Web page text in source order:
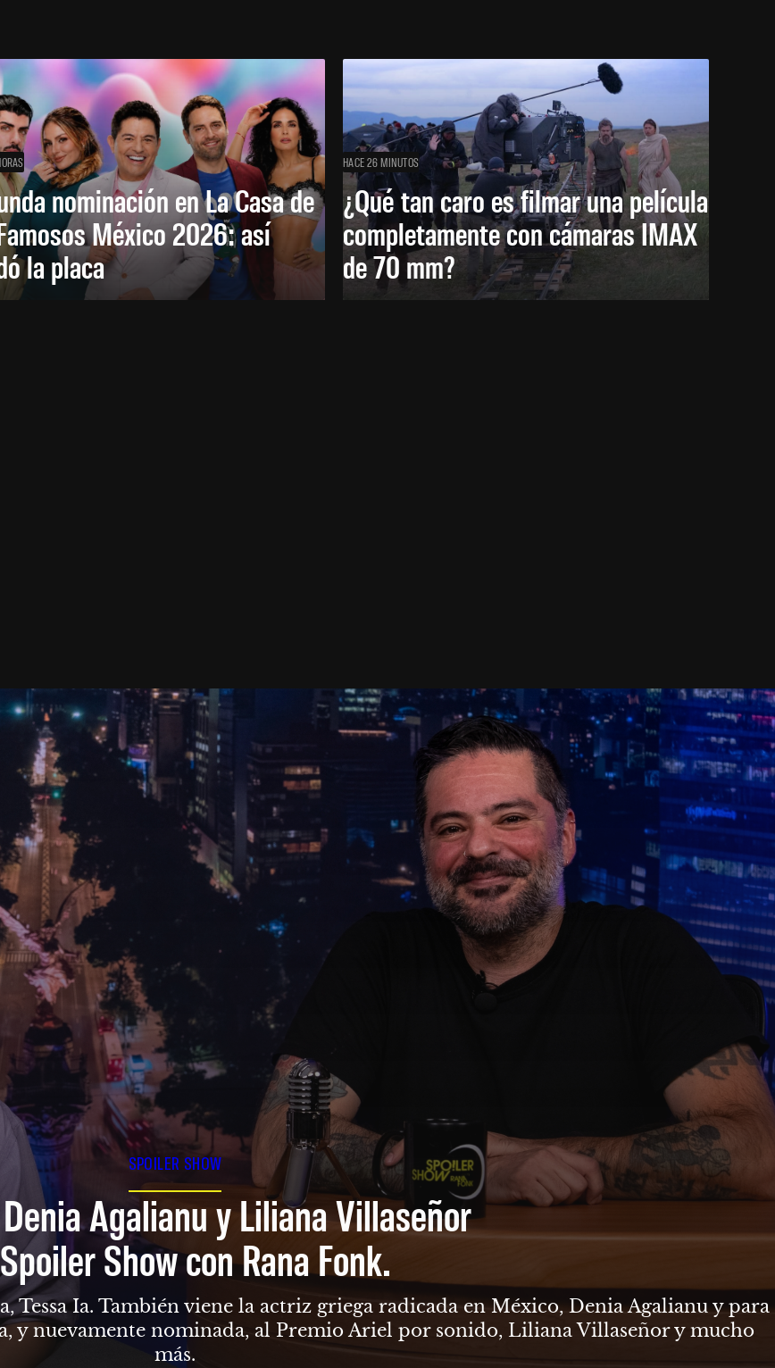
nominación en La Casa de
México 2026: así
la placa
HACE 26 MINUTOS
¿Qué tan caro es filmar una película
completamente con cámaras IMAX
de 70 mm?
SPOILER SHOW
Agalianu y Liliana Villaseñor
Show con Rana Fonk.
Tessa Ia. También viene la actriz griega radicada en México, Denia Agalianu y para
y nuevamente nominada, al Premio Ariel por sonido, Liliana Villaseñor y mucho
más.